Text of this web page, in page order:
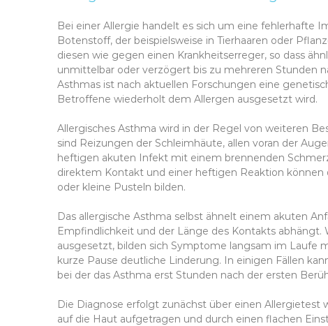
Bei einer Allergie handelt es sich um eine fehlerhafte
Botenstoff, der beispielsweise in Tierhaaren oder
diesen wie gegen einen Krankheitserreger, so dass
unmittelbar oder verzögert bis zu mehreren Stunden
Asthmas ist nach aktuellen Forschungen eine
Betroffene wiederholt dem Allergen ausgesetzt wird.
Allergisches Asthma wird in der Regel von weiteren
sind Reizungen der Schleimhäute, allen voran der
heftigen akuten Infekt mit einem brennenden
direktem Kontakt und einer heftigen Reaktion
oder kleine Pusteln bilden.
Das allergische Asthma selbst ähnelt einem akuten
Empfindlichkeit und der Länge des Kontakts
ausgesetzt, bilden sich Symptome langsam im Laufe
kurze Pause deutliche Linderung. In einigen Fällen
bei der das Asthma erst Stunden nach der ersten
Die Diagnose erfolgt zunächst über einen Allergietest
auf die Haut aufgetragen und durch einen flachen